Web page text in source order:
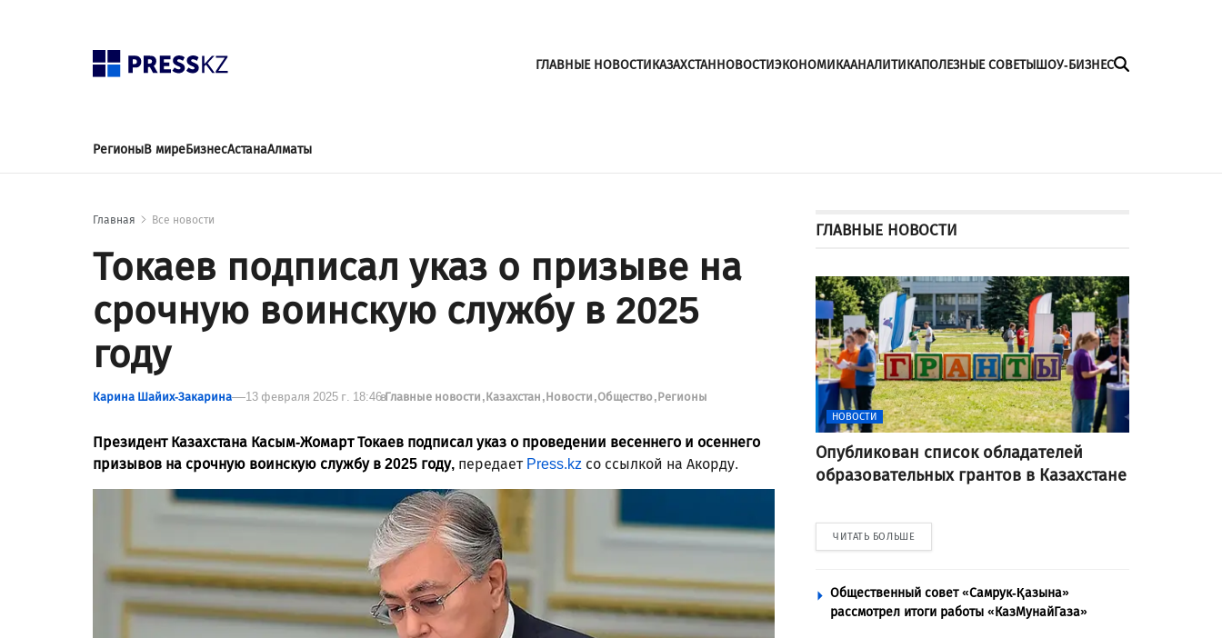
ГЛАВНЫЕ НОВОСТИКАЗАХСТАННОВОСТИЭКОНОМИКААНАЛИТИКАПОЛЕЗНЫЕ СОВЕТЫШОУ-БИЗНЕС
РегионыВ миреБизнесАстанаАлматы
Главная Все новости
Токаев подписал указ о призыве на
срочную воинскую службу в 2025
году
Карина Шайих-Закарина 13 февраля 2025 г. 18:46вГлавные новости Казахстан НовостиОбщество Регионы
Президент Казахстана Касым-Жомарт Токаев подписал указ о проведении весеннего и осеннего
призывов на срочную воинскую службу в 2025 году, передает Press.kz со ссылкой на Акорду.
ГЛАВНЫЕ НОВОСТИ
НОВОСТИ
Опубликован список обладателей
образовательных грантов в Казахстане
ЧИТАТЬ БОЛЬШЕ
Общественный совет «Самрук-Қазына»
рассмотрел итоги работы «КазМунайГаза»